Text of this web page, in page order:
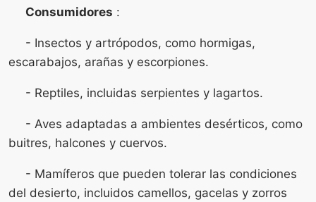
Consumidores :
- Insectos y artrópodos, como hormigas,
escarabajos, arañas y escorpiones.
- Reptiles, incluidas serpientes y lagartos.
- Aves adaptadas a ambientes desérticos, como
buitres, halcones y cuervos.
- Mamíferos que pueden tolerar las condiciones
del desierto, incluidos camellos, gacelas y zorros